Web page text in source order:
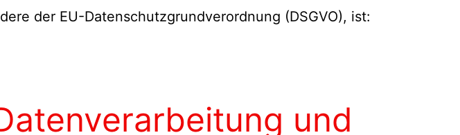
der EU-Datenschutzgrundverordnung (DSGVO), ist:
und